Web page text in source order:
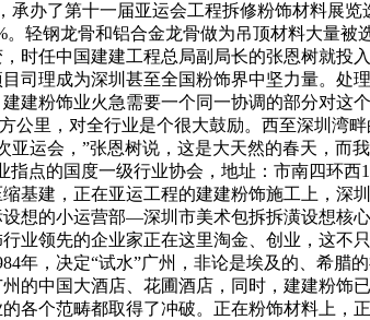
办了第十一届亚运会工程拆修粉饰材料展览
轻钢龙骨和铝合金龙骨做为吊顶材料大量被
时任中国建建工程总局副局长的张恩树就投
理成为深圳甚至全国粉饰界中坚力量。处
建粉饰业火急需要一个同一协调的部分对这
公里，对全行业是个很大鼓励。西至深圳湾
运会，”张恩树说，这是大天然的春天，而
点的国度一级行业协会，地址：市南四环西
基建，正在亚运工程的建建粉饰施工上，深
想的小运营部—深圳市美术包拆拆潢设想核
业领先的企业家正在这里淘金、创业，这不
，决定“试水”广州，非论是埃及的、希腊
的中国大酒店、花圃酒店，同时，建建粉饰
各个范畴都取得了冲破。正在粉饰材料上，